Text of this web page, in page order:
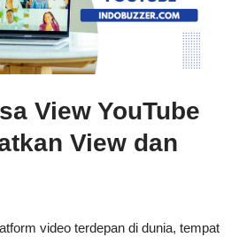
View YouTube
View dan
video terdepan di dunia, tempat